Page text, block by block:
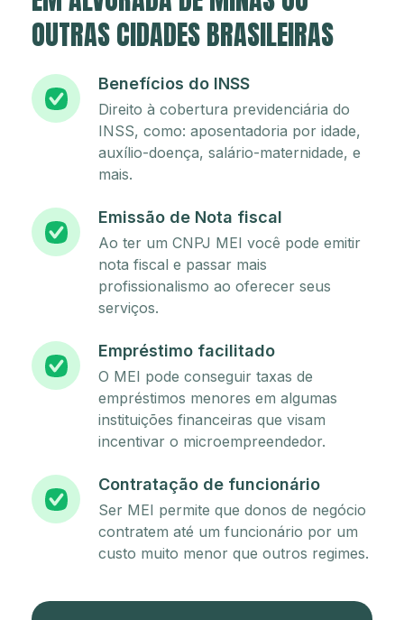
OUTRAS CIDADES BRASILEIRAS
Benefícios do INSS
Direito à cobertura previdenciária do
INSS, como: aposentadoria por idade,
auxílio-doença, salário-maternidade, e
mais.
Emissão de Nota fiscal
Ao ter um CNPJ MEI você pode emitir
nota fiscal e passar mais
profissionalismo ao oferecer seus
serviços.
Empréstimo facilitado
O MEI pode conseguir taxas de
empréstimos menores em algumas
instituições financeiras que visam
incentivar o microempreendedor.
Contratação de funcionário
Ser MEI permite que donos de negócio
contratem até um funcionário por um
custo muito menor que outros regimes.